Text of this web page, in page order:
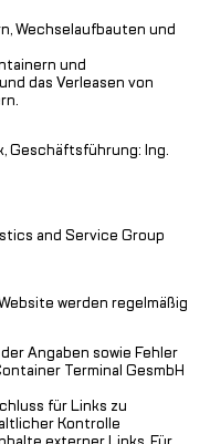
Wechselaufbauten und
und
das Verleasen von
Geschäftsführung: Ing.
and Service Group
werden regelmäßig
Angaben sowie Fehler
Terminal GesmbH
für Links zu
Kontrolle